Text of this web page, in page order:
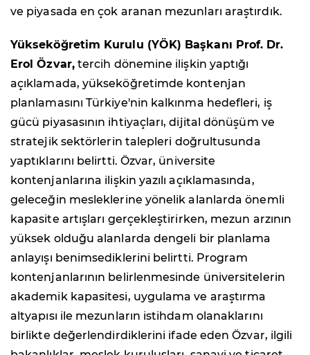
ve piyasada en çok aranan mezunları araştırdık.
Yükseköğretim Kurulu (YÖK) Başkanı Prof. Dr.
Erol Özvar,tercih dönemine ilişkin yaptığı
açıklamada, yükseköğretimde kontenjan
planlamasını Türkiye'nin kalkınma hedefleri, iş
gücü piyasasının ihtiyaçları, dijital dönüşüm ve
stratejik sektörlerin talepleri doğrultusunda
yaptıklarını belirtti. Özvar, üniversite
kontenjanlarına ilişkin yazılı açıklamasında,
geleceğin mesleklerine yönelik alanlarda önemli
kapasite artışları gerçekleştirirken, mezun arzının
yüksek olduğu alanlarda dengeli bir planlama
anlayışı benimsediklerini belirtti. Program
kontenjanlarının belirlenmesinde üniversitelerin
akademik kapasitesi, uygulama ve araştırma
altyapısı ile mezunların istihdam olanaklarını
birlikte değerlendirdiklerini ifade eden Özvar, ilgili